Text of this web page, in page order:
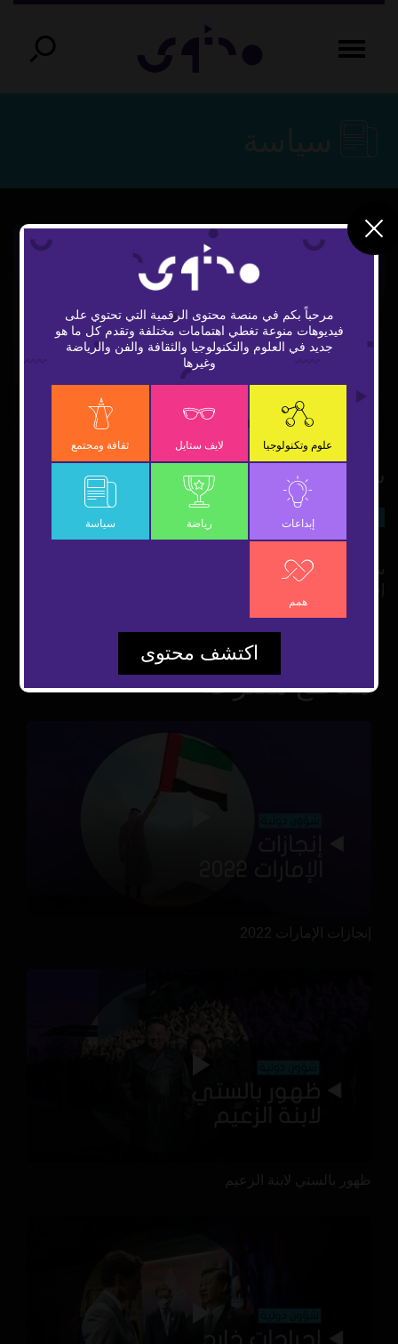
Play
Video
سحابة الموت الأصفر
30 يونيو 2022
إصابة
مقاطع مقترحة
إنجازات الإمارات 2022
ظهور بالستي لابنة الزعيم
مرحباً بكم في منصة محتوى الرقمية التي تحتوي على
فيديوهات منوعة تغطي اهتمامات مختلفة وتقدم كل ما هو
جديد في العلوم والتكنولوجيا والثقافة والفن والرياضة
وغيرها
علوم وتكنولوجيا لايف ستايل ثقافة ومجتمع
إبداعات رياضة سياسة
همم
اكتشف محتوى